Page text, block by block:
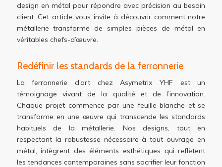
design en métal pour répondre avec précision au besoin
client. Cet article vous invite à découvrir comment notre
métallerie transforme de simples pièces de métal en
véritables chefs-d’œuvre.
Redéfinir les standards de la ferronnerie
La ferronnerie d’art chez Asymetrix YHF est un
témoignage vivant de la qualité et de l’innovation.
Chaque projet commence par une feuille blanche et se
transforme en une œuvre qui transcende les standards
habituels de la métallerie. Nos designs, tout en
respectant la robustesse nécessaire à tout ouvrage en
métal, intègrent des éléments esthétiques qui reflètent
les tendances contemporaines sans sacrifier leur fonction